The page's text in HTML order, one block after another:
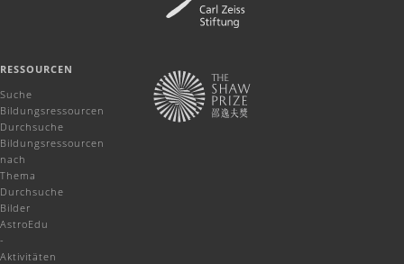
RESSOURCEN
Suche
Bildungsressourcen
Durchsuche
Bildungsressourcen
nach
Thema
Durchsuche
Bilder
AstroEdu
-
Aktivitäten